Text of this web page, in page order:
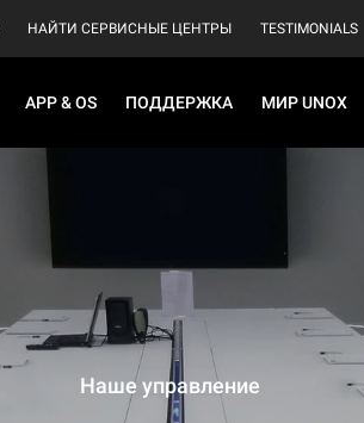
НАЙТИ СЕРВИСНЫЕ ЦЕНТРЫ TESTIMONIALS
APP & OS ПОДДЕРЖКА МИР UNOX
Наше управление